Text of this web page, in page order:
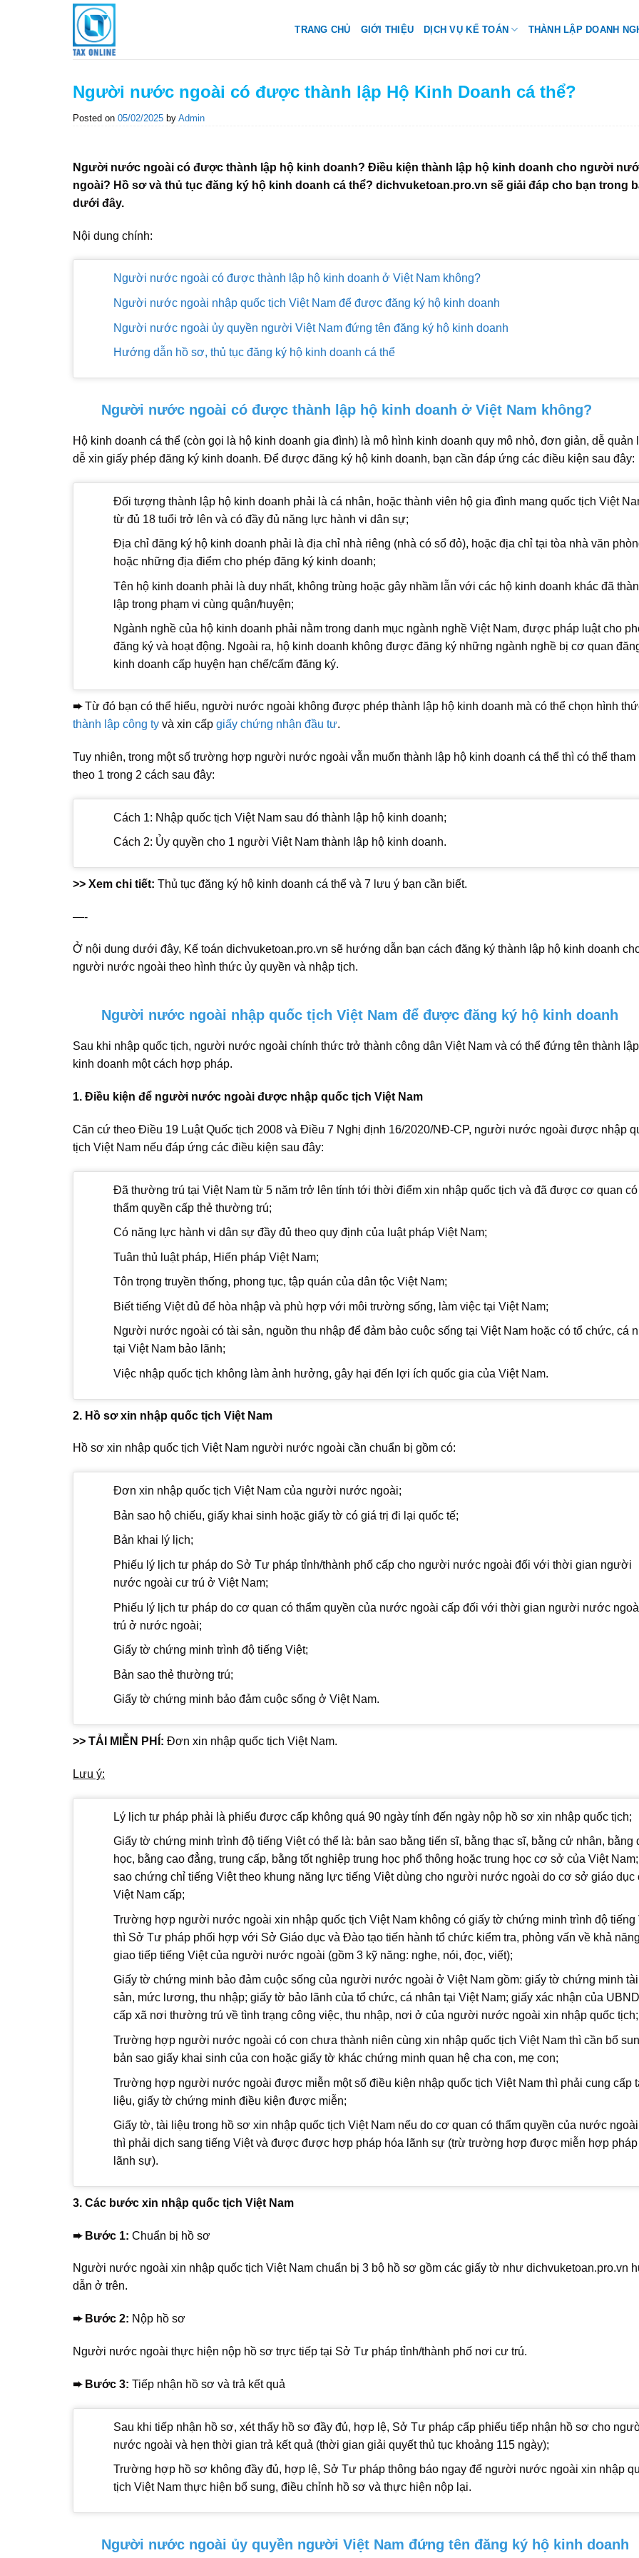
TRANG CHỦ GIỚI THIỆU DỊCH VỤ KẾ TOÁN THÀNH LẬP DOANH
Người nước ngoài có được thành lập Hộ Kinh Doanh cá thể?
Posted on 05/02/2025 by Admin
Người nước ngoài có được thành lập hộ kinh doanh? Điều kiện thành lập hộ kinh doanh cho người
ngoài? Hồ sơ và thủ tục đăng ký hộ kinh doanh cá thể? dichvuketoan.pro.vn sẽ giải đáp cho bạn trong
dưới đây.
Nội dung chính:
Người nước ngoài có được thành lập hộ kinh doanh ở Việt Nam không?
Người nước ngoài nhập quốc tịch Việt Nam để được đăng ký hộ kinh doanh
Người nước ngoài ủy quyền người Việt Nam đứng tên đăng ký hộ kinh doanh
Hướng dẫn hồ sơ, thủ tục đăng ký hộ kinh doanh cá thể
Người nước ngoài có được thành lập hộ kinh doanh ở Việt Nam không?
Hộ kinh doanh cá thể (còn gọi là hộ kinh doanh gia đình) là mô hình kinh doanh quy mô nhỏ, đơn giản, dễ quản
dễ xin giấy phép đăng ký kinh doanh. Để được đăng ký hộ kinh doanh, bạn cần đáp ứng các điều kiện sau đây:
Đối tượng thành lập hộ kinh doanh phải là cá nhân, hoặc thành viên hộ gia đình mang quốc tịch Việt
từ đủ 18 tuổi trở lên và có đầy đủ năng lực hành vi dân sự;
Địa chỉ đăng ký hộ kinh doanh phải là địa chỉ nhà riêng (nhà có sổ đỏ), hoặc địa chỉ tại tòa nhà văn
hoặc những địa điểm cho phép đăng ký kinh doanh;
Tên hộ kinh doanh phải là duy nhất, không trùng hoặc gây nhầm lẫn với các hộ kinh doanh khác đã
lập trong phạm vi cùng quận/huyện;
Ngành nghề của hộ kinh doanh phải nằm trong danh mục ngành nghề Việt Nam, được pháp luật cho
đăng ký và hoạt động. Ngoài ra, hộ kinh doanh không được đăng ký những ngành nghề bị cơ quan
kinh doanh cấp huyện hạn chế/cấm đăng ký.
➨Từ đó bạn có thể hiểu, người nước ngoài không được phép thành lập hộ kinh doanh mà có thể chọn hình
thành lập công ty và xin cấp giấy chứng nhận đầu tư.
Tuy nhiên, trong một số trường hợp người nước ngoài vẫn muốn thành lập hộ kinh doanh cá thể thì có thể tham
theo 1 trong 2 cách sau đây:
Cách 1: Nhập quốc tịch Việt Nam sau đó thành lập hộ kinh doanh;
Cách 2: Ủy quyền cho 1 người Việt Nam thành lập hộ kinh doanh.
>> Xem chi tiết: Thủ tục đăng ký hộ kinh doanh cá thể và 7 lưu ý bạn cần biết.
—-
Ở nội dung dưới đây, Kế toán dichvuketoan.pro.vn sẽ hướng dẫn bạn cách đăng ký thành lập hộ kinh doanh
người nước ngoài theo hình thức ủy quyền và nhập tịch.
Người nước ngoài nhập quốc tịch Việt Nam để được đăng ký hộ kinh doanh
Sau khi nhập quốc tịch, người nước ngoài chính thức trở thành công dân Việt Nam và có thể đứng tên thành
kinh doanh một cách hợp pháp.
1. Điều kiện để người nước ngoài được nhập quốc tịch Việt Nam
Căn cứ theo Điều 19 Luật Quốc tịch 2008 và Điều 7 Nghị định 16/2020/NĐ-CP, người nước ngoài được nhập
tịch Việt Nam nếu đáp ứng các điều kiện sau đây:
Đã thường trú tại Việt Nam từ 5 năm trở lên tính tới thời điểm xin nhập quốc tịch và đã được cơ quan có
thẩm quyền cấp thẻ thường trú;
Có năng lực hành vi dân sự đầy đủ theo quy định của luật pháp Việt Nam;
Tuân thủ luật pháp, Hiến pháp Việt Nam;
Tôn trọng truyền thống, phong tục, tập quán của dân tộc Việt Nam;
Biết tiếng Việt đủ để hòa nhập và phù hợp với môi trường sống, làm việc tại Việt Nam;
Người nước ngoài có tài sản, nguồn thu nhập để đảm bảo cuộc sống tại Việt Nam hoặc có tổ chức, cá
tại Việt Nam bảo lãnh;
Việc nhập quốc tịch không làm ảnh hưởng, gây hại đến lợi ích quốc gia của Việt Nam.
2. Hồ sơ xin nhập quốc tịch Việt Nam
Hồ sơ xin nhập quốc tịch Việt Nam người nước ngoài cần chuẩn bị gồm có:
Đơn xin nhập quốc tịch Việt Nam của người nước ngoài;
Bản sao hộ chiếu, giấy khai sinh hoặc giấy tờ có giá trị đi lại quốc tế;
Bản khai lý lịch;
Phiếu lý lịch tư pháp do Sở Tư pháp tỉnh/thành phố cấp cho người nước ngoài đối với thời gian người
nước ngoài cư trú ở Việt Nam;
Phiếu lý lịch tư pháp do cơ quan có thẩm quyền của nước ngoài cấp đối với thời gian người nước
trú ở nước ngoài;
Giấy tờ chứng minh trình độ tiếng Việt;
Bản sao thẻ thường trú;
Giấy tờ chứng minh bảo đảm cuộc sống ở Việt Nam.
>> TẢI MIỄN PHÍ: Đơn xin nhập quốc tịch Việt Nam.
Lưu ý:
Lý lịch tư pháp phải là phiếu được cấp không quá 90 ngày tính đến ngày nộp hồ sơ xin nhập quốc tịch;
Giấy tờ chứng minh trình độ tiếng Việt có thể là: bản sao bằng tiến sĩ, bằng thạc sĩ, bằng cử nhân, bằng
học, bằng cao đẳng, trung cấp, bằng tốt nghiệp trung học phổ thông hoặc trung học cơ sở của Việt
sao chứng chỉ tiếng Việt theo khung năng lực tiếng Việt dùng cho người nước ngoài do cơ sở giáo dục
Việt Nam cấp;
Trường hợp người nước ngoài xin nhập quốc tịch Việt Nam không có giấy tờ chứng minh trình độ tiếng
thì Sở Tư pháp phối hợp với Sở Giáo dục và Đào tạo tiến hành tổ chức kiểm tra, phỏng vấn về khả
giao tiếp tiếng Việt của người nước ngoài (gồm 3 kỹ năng: nghe, nói, đọc, viết);
Giấy tờ chứng minh bảo đảm cuộc sống của người nước ngoài ở Việt Nam gồm: giấy tờ chứng minh tài
sản, mức lương, thu nhập; giấy tờ bảo lãnh của tổ chức, cá nhân tại Việt Nam; giấy xác nhận của UBND
cấp xã nơi thường trú về tình trạng công việc, thu nhập, nơi ở của người nước ngoài xin nhập quốc tịch;
Trường hợp người nước ngoài có con chưa thành niên cùng xin nhập quốc tịch Việt Nam thì cần bổ
bản sao giấy khai sinh của con hoặc giấy tờ khác chứng minh quan hệ cha con, mẹ con;
Trường hợp người nước ngoài được miễn một số điều kiện nhập quốc tịch Việt Nam thì phải cung cấp
liệu, giấy tờ chứng minh điều kiện được miễn;
Giấy tờ, tài liệu trong hồ sơ xin nhập quốc tịch Việt Nam nếu do cơ quan có thẩm quyền của nước
thì phải dịch sang tiếng Việt và được được hợp pháp hóa lãnh sự (trừ trường hợp được miễn hợp pháp
lãnh sự).
3. Các bước xin nhập quốc tịch Việt Nam
➨ Bước 1: Chuẩn bị hồ sơ
Người nước ngoài xin nhập quốc tịch Việt Nam chuẩn bị 3 bộ hồ sơ gồm các giấy tờ như dichvuketoan.pro.vn
dẫn ở trên.
➨ Bước 2: Nộp hồ sơ
Người nước ngoài thực hiện nộp hồ sơ trực tiếp tại Sở Tư pháp tỉnh/thành phố nơi cư trú.
➨ Bước 3: Tiếp nhận hồ sơ và trả kết quả
Sau khi tiếp nhận hồ sơ, xét thấy hồ sơ đầy đủ, hợp lệ, Sở Tư pháp cấp phiếu tiếp nhận hồ sơ cho
nước ngoài và hẹn thời gian trả kết quả (thời gian giải quyết thủ tục khoảng 115 ngày);
Trường hợp hồ sơ không đầy đủ, hợp lệ, Sở Tư pháp thông báo ngay để người nước ngoài xin nhập
tịch Việt Nam thực hiện bổ sung, điều chỉnh hồ sơ và thực hiện nộp lại.
Người nước ngoài ủy quyền người Việt Nam đứng tên đăng ký hộ kinh doanh